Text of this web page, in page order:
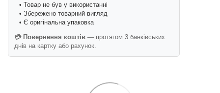
• Товар не був у використанні
• Збережено товарний вигляд
• Є оригінальна упаковка
💳 Повернення коштів — протягом 3 банківських
днів на картку або рахунок.